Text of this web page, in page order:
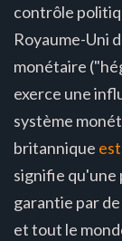
contrôle
Royaume-Uni
monétaire
exerce une
système
britannique
signifie qu'une
garantie par
et tout le